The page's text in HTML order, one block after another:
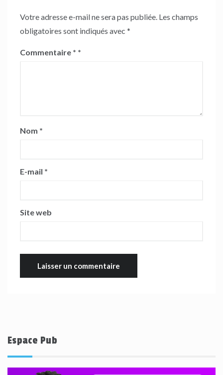
Votre adresse e-mail ne sera pas publiée. Les champs
obligatoires sont indiqués avec *
Commentaire *
Nom *
E-mail *
Site web
Espace Pub